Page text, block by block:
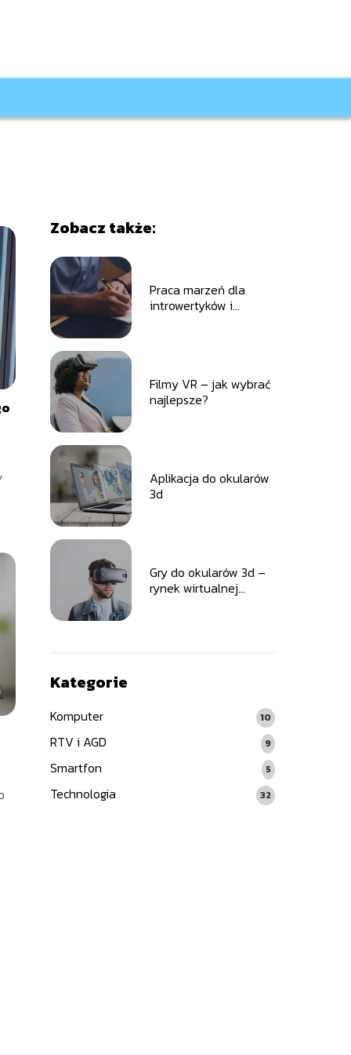
Zobacz także:
Praca marzeń dla
introwertyków i
Filmy VR – jak wybrać
najlepsze?
Aplikacja do okularów
3d
Gry do okularów 3d –
rynek wirtualnej
Kategorie
Komputer 10
RTV i AGD 9
Smartfon 5
Technologia 32